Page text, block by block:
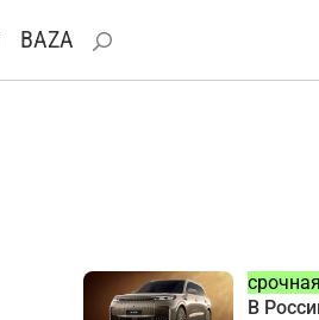
BAZA
В